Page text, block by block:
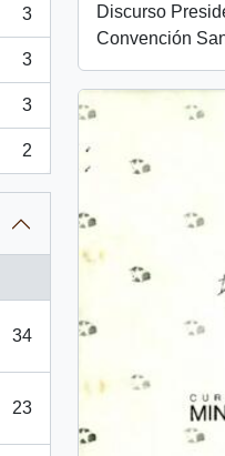
3
3
3
2
34
23
Discurso
Convención